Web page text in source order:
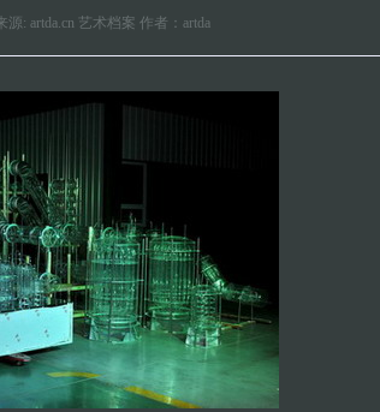
: artda.cn 艺术档案 作者：artda